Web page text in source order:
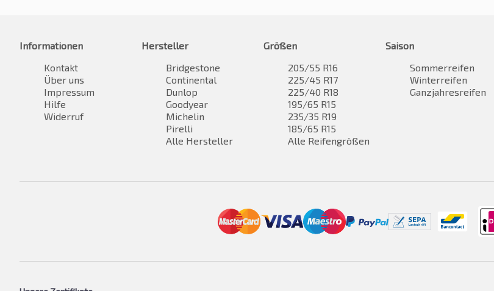
Informationen
Kontakt
Über uns
Impressum
Hilfe
Widerruf
Hersteller
Bridgestone
Continental
Dunlop
Goodyear
Michelin
Pirelli
Alle Hersteller
Größen
205/55 R16
225/45 R17
225/40 R18
195/65 R15
235/35 R19
185/65 R15
Alle Reifengrößen
Saison
Sommerreifen
Winterreifen
Ganzjahresreifen